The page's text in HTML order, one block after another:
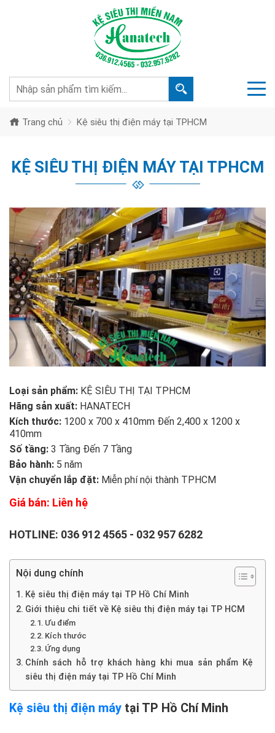
Trang chủ Kệ siêu thị điện máy tại TPHCM
KỆ SIÊU THỊ ĐIỆN MÁY TẠI TPHCM
Loại sản phẩm: KỆ SIÊU THỊ TẠI TPHCM
Hãng sản xuất: HANATECH
Kích thước: 1200 x 700 x 410mm Đến 2,400 x 1200 x
410mm
Số tầng: 3 Tầng Đến 7 Tầng
Bảo hành: 5 năm
Vận chuyển lắp đặt: Miễn phí nội thành TPHCM
Giá bán: Liên hệ
HOTLINE: 036 912 4565 - 032 957 6282
Nội dung chính
Kệ siêu thị điện máy tại TP Hồ Chí Minh
Giới thiệu chi tiết về Kệ siêu thị điện máy tại TP HCM
Ưu điểm
Kích thước
Ứng dụng
Chính sách hỗ trợ khách hàng khi mua sản phẩm Kệ
siêu thị điện máy tại TP Hồ Chí Minh
Kệ siêu thị điện máy tại TP Hồ Chí Minh